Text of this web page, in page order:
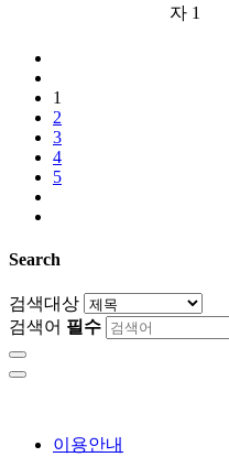
자 1
1
2
3
4
5
Search
검색대상
검색어 필수
이용안내